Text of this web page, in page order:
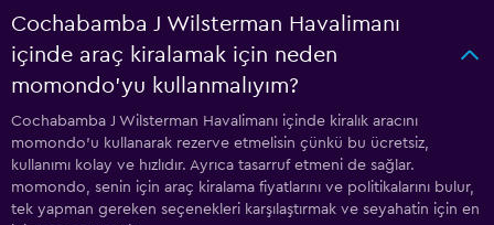
Cochabamba J Wilsterman Havalimanı
içinde araç kiralamak için neden
momondo'yu kullanmalıyım?
Cochabamba J Wilsterman Havalimanı içinde kiralık aracını
momondo'u kullanarak rezerve etmelisin çünkü bu ücretsiz,
kullanımı kolay ve hızlıdır. Ayrıca tasarruf etmeni de sağlar.
momondo, senin için araç kiralama fiyatlarını ve politikalarını bulur,
tek yapman gereken seçenekleri karşılaştırmak ve seyahatin için en